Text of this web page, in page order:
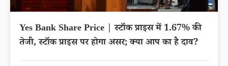
Yes Bank Share Price | स्टॉक प्राइस में 1.67% की
तेजी, स्टॉक प्राइस पर होगा असर; क्या आप का है दाव?